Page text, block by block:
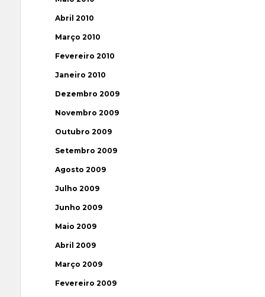
Abril 2010
Março 2010
Fevereiro 2010
Janeiro 2010
Dezembro 2009
Novembro 2009
Outubro 2009
Setembro 2009
Agosto 2009
Julho 2009
Junho 2009
Maio 2009
Abril 2009
Março 2009
Fevereiro 2009